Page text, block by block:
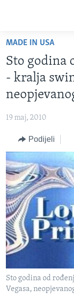
glavni
sadržaj
Pređi
glavnu
Idi
pretragu
TV PROGRAM
VIDEO
FOTOGRAFIJE
VIJESTI
SJEDINJENE
BOSNA I
SVIJET
NAUKA I
SPECIJALNI
KORUPCIJA
SLOBODA MEDIJA
ŽENSKA STRANA
IZBJEGLIČKA
MAGAZIN
O GLASU AMERIKE
Learning English
MADE IN USA
Sto godina
- kralja
19 maj, 2010
Podijeli
Sto godina od
Vegasa,